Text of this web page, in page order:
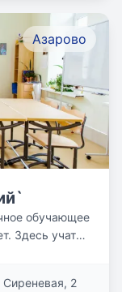
Азарово
обучающее
Здесь учатся
2